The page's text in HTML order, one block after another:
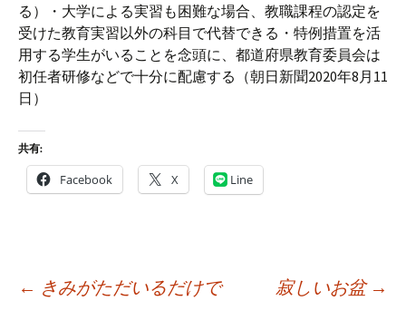
る）・大学による実習も困難な場合、教職課程の認定を
受けた教育実習以外の科目で代替できる・特例措置を活
用する学生がいることを念頭に、都道府県教育委員会は
初任者研修などで十分に配慮する（朝日新聞2020年8月11
日）
共有:
Facebook X Line
← きみがただいるだけで 寂しいお盆 →